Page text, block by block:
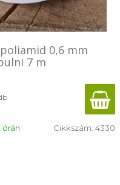
0,6 mm
7 m
órán
Cikkszám: 4330